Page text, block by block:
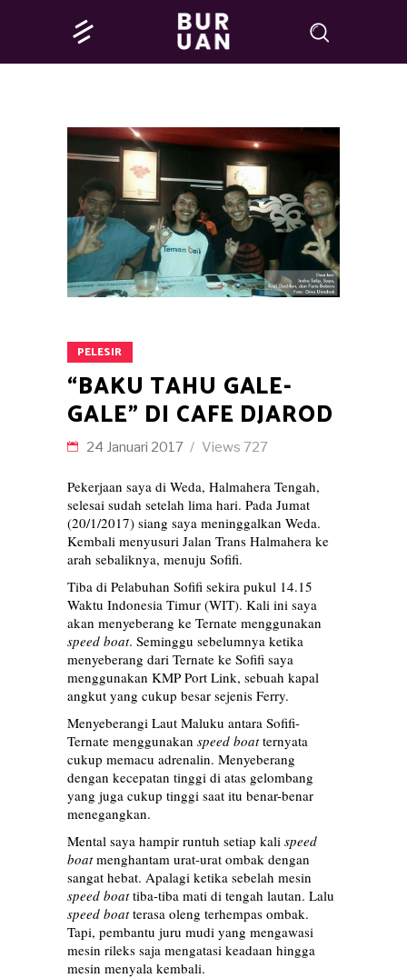
PELESIR
“BAKU TAHU GALE-
GALE” DI CAFE DJAROD
24 Januari 2017 Views 727
Pekerjaan saya di Weda, Halmahera Tengah,
selesai sudah setelah lima hari. Pada Jumat
(20/1/2017) siang saya meninggalkan Weda.
Kembali menyusuri Jalan Trans Halmahera ke
arah sebaliknya, menuju Sofifi.
Tiba di Pelabuhan Sofifi sekira pukul 14.15
Waktu Indonesia Timur (WIT). Kali ini saya
akan menyeberang ke Ternate menggunakan
speed boat. Seminggu sebelumnya ketika
menyeberang dari Ternate ke Sofifi saya
menggunakan KMP Port Link, sebuah kapal
angkut yang cukup besar sejenis Ferry.
Menyeberangi Laut Maluku antara Sofifi-
Ternate menggunakan speed boatternyata
cukup memacu adrenalin. Menyeberang
dengan kecepatan tinggi di atas gelombang
yang juga cukup tinggi saat itu benar-benar
menegangkan.
Mental saya hampir runtuh setiap kali speed
boatmenghantam urat-urat ombak dengan
sangat hebat. Apalagi ketika sebelah mesin
speed boattiba-tiba mati di tengah lautan. Lalu
speed boatterasa oleng terhempas ombak.
Tapi, pembantu juru mudi yang mengawasi
mesin rileks saja mengatasi keadaan hingga
mesin menyala kembali.